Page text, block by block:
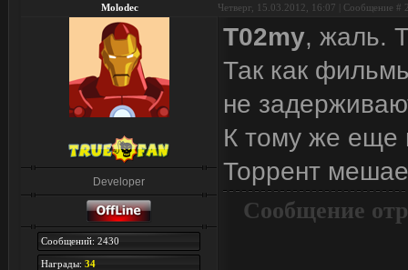
Molodec Четверг, 15.03.2012, 16:07 | Сообщение #
Developer
Сообщений: 2430
Награды: 34
T02my, жаль.
Так как
не
К тому же еще
Торрент
Сообщение